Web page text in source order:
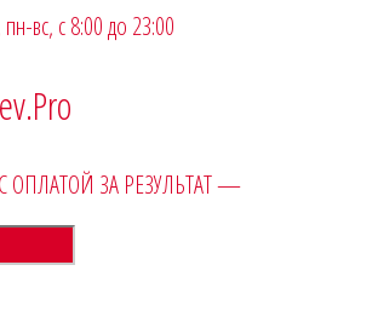
пн-вс, с 8:00 до 23:00
ЗА РЕЗУЛЬТАТ —